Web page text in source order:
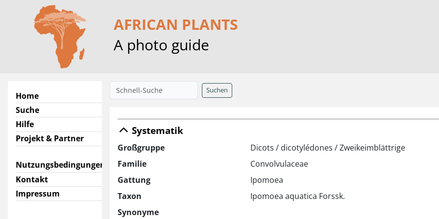
AFRICAN PLANTS
A photo guide
Home
Suche
Hilfe
Projekt & Partner
Nutzungsbedingungen
Kontakt
Impressum
Suchen
Systematik
Großgruppe
Dicots / dicotylédones / Zweikeimblättrige
Familie
Convolvulaceae
Gattung
Ipomoea
Taxon
Ipomoea aquatica Forssk.
Synonyme